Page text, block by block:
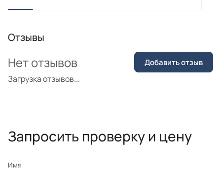
Отзывы
Загрузка отзывов...
Нет отзывов Добавить отзыв
Запросить проверку и цену
Имя